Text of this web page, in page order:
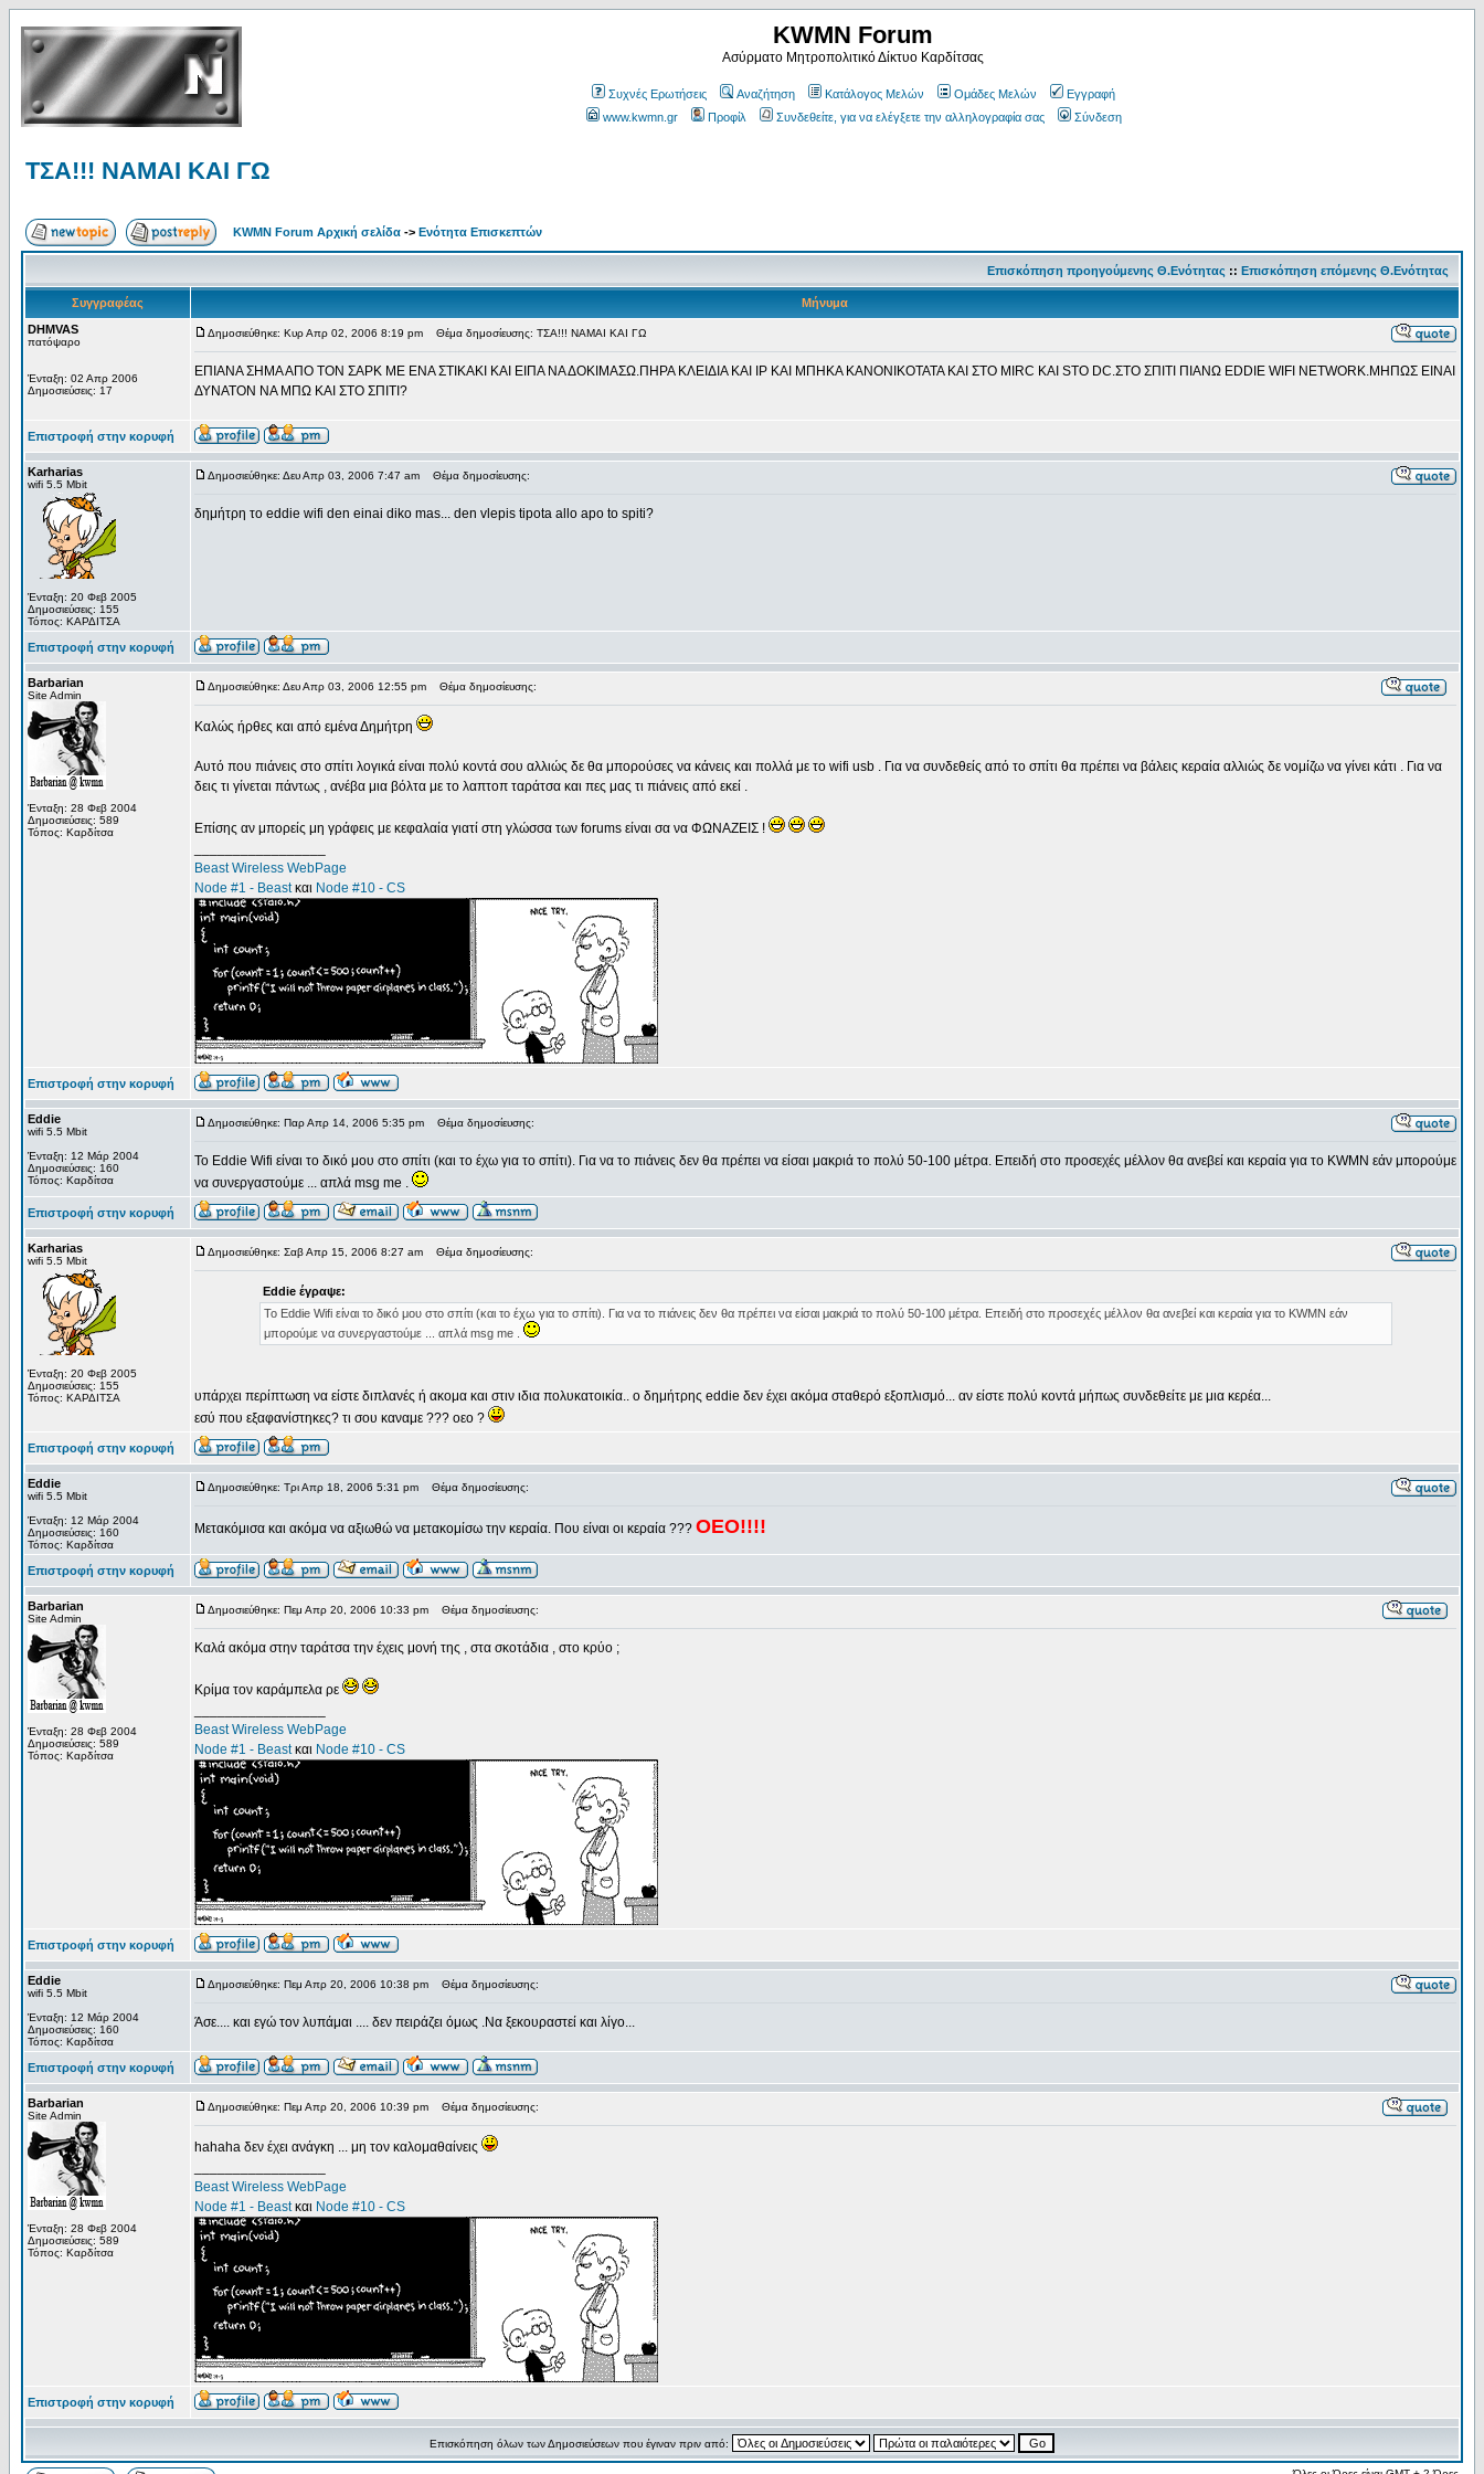
KWMN Forum
Ασύρματο Μητροπολιτικό Δίκτυο Καρδίτσας
Συχνές Ερωτήσεις Αναζήτηση Κατάλογος Μελών Ομάδες Μελών
Εγγραφή
www.kwmn.gr
Προφίλ Συνδεθείτε, για να ελέγξετε την αλληλογραφία σας Σύνδεση
ΤΣΑ!!! ΝΑΜΑΙ ΚΑΙ ΓΩ
KWMN Forum Αρχική σελίδα -> Ενότητα Επισκεπτών
Επισκόπηση προηγούμενης Θ.Ενότητας :: Επισκόπηση επόμενης Θ.Ενότητας
Συγγραφέας
Μήνυμα
DHMVAS
πατόψαρο
Ένταξη: 02 Απρ 2006
Δημοσιεύσεις: 17
Δημοσιεύθηκε: Κυρ Απρ 02, 2006 8:19 pm Θέμα δημοσίευσης: ΤΣΑ!!! ΝΑΜΑΙ ΚΑΙ ΓΩ
ΕΠΙΑΝΑ ΣΗΜΑ ΑΠΟ ΤΟΝ ΣΑΡΚ ΜΕ ΕΝΑ ΣΤΙΚΑΚΙ ΚΑΙ ΕΙΠΑ ΝΑ ΔΟΚΙΜΑΣΩ.ΠΗΡΑ ΚΛΕΙΔΙΑ ΚΑΙ ΙP ΚΑΙ ΜΠΗΚΑ ΚΑΝΟΝΙΚΟΤΑΤΑ ΚΑΙ ΣΤΟ MIRC KAI STO DC.ΣΤΟ ΣΠΙΤΙ ΠΙΑΝΩ EDDIE WIFI NETWORK.ΜΗΠΩΣ ΕΙΝΑΙ
ΔΥΝΑΤΟΝ ΝΑ ΜΠΩ ΚΑΙ ΣΤΟ ΣΠΙΤΙ?
Επιστροφή στην κορυφή
Karharias
wifi 5.5 Mbit
Ένταξη: 20 Φεβ 2005
Δημοσιεύσεις: 155
Τόπος: ΚΑΡΔΙΤΣΑ
Δημοσιεύθηκε: Δευ Απρ 03, 2006 7:47 am Θέμα δημοσίευσης:
δημήτρη το eddie wifi den einai diko mas... den vlepis tipota allo apo to spiti?
Επιστροφή στην κορυφή
Barbarian
Site Admin
Ένταξη: 28 Φεβ 2004
Δημοσιεύσεις: 589
Τόπος: Καρδίτσα
Δημοσιεύθηκε: Δευ Απρ 03, 2006 12:55 pm Θέμα δημοσίευσης:
Καλώς ήρθες και από εμένα Δημήτρη
Αυτό που πιάνεις στο σπίτι λογικά είναι πολύ κοντά σου αλλιώς δε θα μπορούσες να κάνεις και πολλά με το wifi usb . Για να συνδεθείς από το σπίτι θα πρέπει να βάλεις κεραία αλλιώς δε νομίζω να γίνει κάτι . Για να
δεις τι γίνεται πάντως , ανέβα μια βόλτα με το λαπτοπ ταράτσα και πες μας τι πιάνεις από εκεί .
Επίσης αν μπορείς μη γράφεις με κεφαλαία γιατί στη γλώσσα των forums είναι σα να ΦΩΝΑΖΕΙΣ !
Beast Wireless WebPage
Node #1 - Beastκαι Node #10 - CS
Επιστροφή στην κορυφή
Eddie
wifi 5.5 Mbit
Ένταξη: 12 Μάρ 2004
Δημοσιεύσεις: 160
Τόπος: Καρδίτσα
Δημοσιεύθηκε: Παρ Απρ 14, 2006 5:35 pm Θέμα δημοσίευσης:
Το Eddie Wifi είναι το δικό μου στο σπίτι (και το έχω για το σπίτι). Για να το πιάνεις δεν θα πρέπει να είσαι μακριά το πολύ 50-100 μέτρα. Επειδή στο προσεχές μέλλον θα ανεβεί και κεραία για το KWMN εάν μπορούμε
να συνεργαστούμε ... απλά msg me .
Επιστροφή στην κορυφή
Karharias
wifi 5.5 Mbit
Ένταξη: 20 Φεβ 2005
Δημοσιεύσεις: 155
Τόπος: ΚΑΡΔΙΤΣΑ
Δημοσιεύθηκε: Σαβ Απρ 15, 2006 8:27 am Θέμα δημοσίευσης:
Eddie έγραψε:
Το Eddie Wifi είναι το δικό μου στο σπίτι (και το έχω για το σπίτι). Για να το πιάνεις δεν θα πρέπει να είσαι μακριά το πολύ 50-100 μέτρα. Επειδή στο προσεχές μέλλον θα ανεβεί και κεραία για το KWMN εάν
μπορούμε να συνεργαστούμε ... απλά msg me .
υπάρχει περίπτωση να είστε διπλανές ή ακομα και στιν ιδια πολυκατοικία.. ο δημήτρης eddie δεν έχει ακόμα σταθερό εξοπλισμό... αν είστε πολύ κοντά μήπως συνδεθείτε με μια κερέα...
εσύ που εξαφανίστηκες? τι σου καναμε ??? οεο ?
Επιστροφή στην κορυφή
Eddie
wifi 5.5 Mbit
Ένταξη: 12 Μάρ 2004
Δημοσιεύσεις: 160
Τόπος: Καρδίτσα
Δημοσιεύθηκε: Τρι Απρ 18, 2006 5:31 pm Θέμα δημοσίευσης:
Μετακόμισα και ακόμα να αξιωθώ να μετακομίσω την κεραία. Που είναι οι κεραία ??? ΟΕΟ!!!!
Επιστροφή στην κορυφή
Barbarian
Site Admin
Ένταξη: 28 Φεβ 2004
Δημοσιεύσεις: 589
Τόπος: Καρδίτσα
Δημοσιεύθηκε: Πεμ Απρ 20, 2006 10:33 pm Θέμα δημοσίευσης:
Καλά ακόμα στην ταράτσα την έχεις μονή της , στα σκοτάδια , στο κρύο ;
Κρίμα τον καράμπελα ρε
Beast Wireless WebPage
Node #1 - Beastκαι Node #10 - CS
Επιστροφή στην κορυφή
Eddie
wifi 5.5 Mbit
Ένταξη: 12 Μάρ 2004
Δημοσιεύσεις: 160
Τόπος: Καρδίτσα
Δημοσιεύθηκε: Πεμ Απρ 20, 2006 10:38 pm Θέμα δημοσίευσης:
Άσε.... και εγώ τον λυπάμαι .... δεν πειράζει όμως .Να ξεκουραστεί και λίγο...
Επιστροφή στην κορυφή
Barbarian
Site Admin
Ένταξη: 28 Φεβ 2004
Δημοσιεύσεις: 589
Τόπος: Καρδίτσα
Δημοσιεύθηκε: Πεμ Απρ 20, 2006 10:39 pm Θέμα δημοσίευσης:
hahaha δεν έχει ανάγκη ... μη τον καλομαθαίνεις
Beast Wireless WebPage
Node #1 - Beastκαι Node #10 - CS
Επιστροφή στην κορυφή
Επισκόπηση όλων των Δημοσιεύσεων που έγιναν πριν από: